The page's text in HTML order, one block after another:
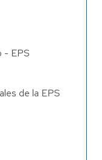
- EPS
de la EPS